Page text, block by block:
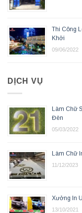
Thi Công
Khởi
09/06/2022
DỊCH VỤ
Làm Chữ
Đèn
05/03/2022
Làm Chữ
11/12/2023
Xưởng In
13/10/2021